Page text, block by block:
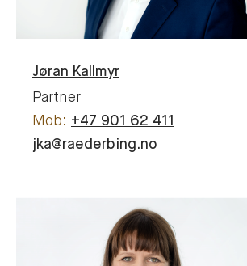
Jøran Kallmyr
Partner
+47 901 62 411
jka@raederbing.no